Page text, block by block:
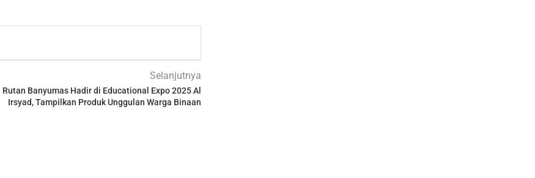
Selanjutnya
Rutan Banyumas Hadir di Educational Expo 2025 Al
Irsyad, Tampilkan Produk Unggulan Warga Binaan